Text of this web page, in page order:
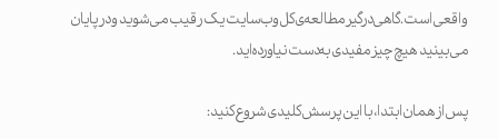
واقعی است. گاهی درگیر مطالعه‌ی کل وب‌سایت یک رقیب می‌شوید و در پایان
می‌بینید هیچ چیز مفیدی به‌دست نیاورده‌اید.
پس از همان ابتدا، با این پرسش کلیدی شروع کنید: